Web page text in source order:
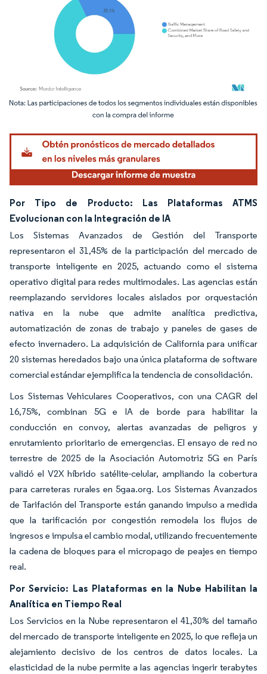
Imagen © Mordor Intelligence. El uso requiere atribución según CC BY 4.0.
Por Tipo de Producto: Las Plataformas ATMS
Evolucionan con la Integración de IA
Los Sistemas Avanzados de Gestión del Transporte
representaron el 31,45% de la participación del mercado de
transporte inteligente en 2025, actuando como el sistema
operativo digital para redes multimodales. Las agencias están
reemplazando servidores locales aislados por orquestación
nativa en la nube que admite analítica predictiva,
automatización de zonas de trabajo y paneles de gases de
efecto invernadero. La adquisición de California para unificar
20 sistemas heredados bajo una única plataforma de software
comercial estándar ejemplifica la tendencia de consolidación.
Los Sistemas Vehiculares Cooperativos, con una CAGR del
16,75%, combinan 5G e IA de borde para habilitar la
conducción en convoy, alertas avanzadas de peligros y
enrutamiento prioritario de emergencias. El ensayo de red no
terrestre de 2025 de la Asociación Automotriz 5G en París
validó el V2X híbrido satélite-celular, ampliando la cobertura
para carreteras rurales en 5gaa.org. Los Sistemas Avanzados
de Tarifación del Transporte están ganando impulso a medida
que la tarificación por congestión remodela los flujos de
ingresos e impulsa el cambio modal, utilizando frecuentemente
la cadena de bloques para el micropago de peajes en tiempo
real.
Por Servicio: Las Plataformas en la Nube Habilitan la
Analítica en Tiempo Real
Los Servicios en la Nube representaron el 41,30% del tamaño
del mercado de transporte inteligente en 2025, lo que refleja un
alejamiento decisivo de los centros de datos locales. La
elasticidad de la nube permite a las agencias ingerir terabytes